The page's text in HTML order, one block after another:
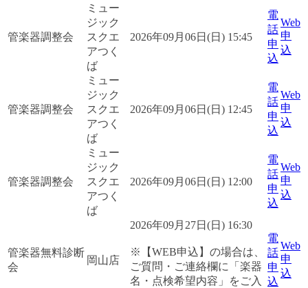
管楽器調整会
ミュー
ジック
スクエ
アつく
ば
2026年09月06日(日) 15:45
電
話
申
込
Web
申
込
管楽器調整会
ミュー
ジック
スクエ
アつく
ば
2026年09月06日(日) 12:45
電
話
申
込
Web
申
込
管楽器調整会
ミュー
ジック
スクエ
アつく
ば
2026年09月06日(日) 12:00
電
話
申
込
Web
申
込
管楽器無料診断
会
岡山店
2026年09月27日(日) 16:30
※【WEB申込】の場合は、
ご質問・ご連絡欄に「楽器
名・点検希望内容」をご入
電
話
申
込
Web
申
込